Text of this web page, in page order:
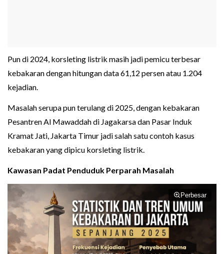
Pun di 2024, korsleting listrik masih jadi pemicu terbesar
kebakaran dengan hitungan data 61,12 persen atau 1.204
kejadian.
Masalah serupa pun terulang di 2025, dengan kebakaran
Pesantren Al Mawaddah di Jagakarsa dan Pasar Induk
Kramat Jati, Jakarta Timur jadi salah satu contoh kasus
kebakaran yang dipicu korsleting listrik.
Kawasan Padat Penduduk Perparah Masalah
Perbesar